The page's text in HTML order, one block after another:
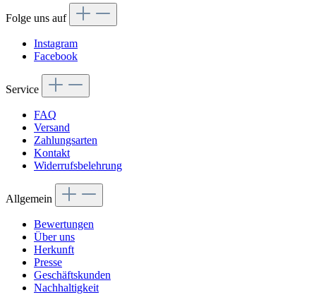
Folge uns auf
Instagram
Facebook
Service
FAQ
Versand
Zahlungsarten
Kontakt
Widerrufsbelehrung
Allgemein
Bewertungen
Über uns
Herkunft
Presse
Geschäftskunden
Nachhaltigkeit